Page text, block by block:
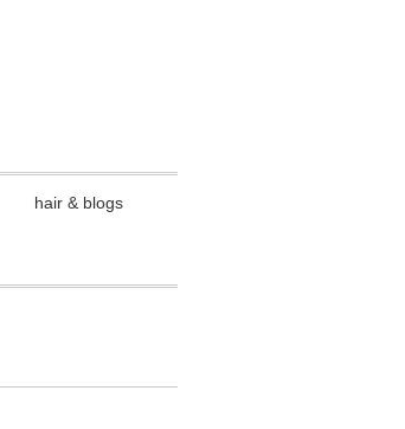
hair & blogs